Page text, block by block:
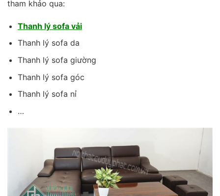
tham khảo qua:
Thanh lý sofa vải
Thanh lý sofa da
Thanh lý sofa giường
Thanh lý sofa góc
Thanh lý sofa nỉ
…